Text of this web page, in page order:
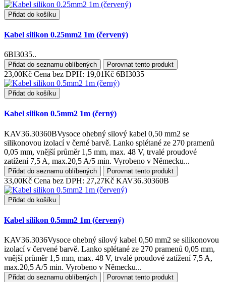
Přidat do košíku
Kabel silikon 0.25mm2 1m (červený)
6BI3035..
Přidat do seznamu oblíbených Porovnat tento produkt
23,00Kč Cena bez DPH: 19,01Kč 6BI3035
Přidat do košíku
Kabel silikon 0.5mm2 1m (černý)
KAV36.30360BVysoce ohebný silový kabel 0,50 mm2 se
silikonovou izolací v černé barvě. Lanko splétané ze 270 pramenů
0,05 mm, vnější průměr 1,5 mm, max. 48 V, trvalé proudové
zatížení 7,5 A, max.20,5 A/5 min. Vyrobeno v Německu...
Přidat do seznamu oblíbených Porovnat tento produkt
33,00Kč Cena bez DPH: 27,27Kč KAV36.30360B
Přidat do košíku
Kabel silikon 0.5mm2 1m (červený)
KAV36.3036Vysoce ohebný silový kabel 0,50 mm2 se silikonovou
izolací v červené barvě. Lanko splétané ze 270 pramenů 0,05 mm,
vnější průměr 1,5 mm, max. 48 V, trvalé proudové zatížení 7,5 A,
max.20,5 A/5 min. Vyrobeno v Německu...
Přidat do seznamu oblíbených Porovnat tento produkt